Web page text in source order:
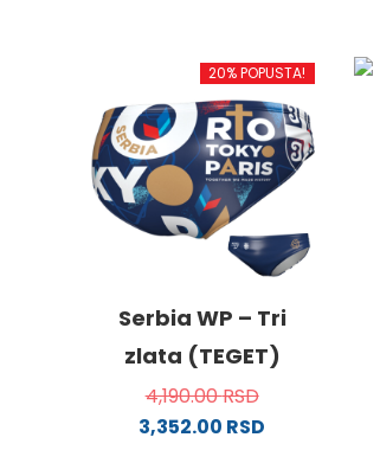
20% POPUSTA!
Serbia WP – Tri
zlata (TEGET)
4,190.00RSD
3,352.00 RSD